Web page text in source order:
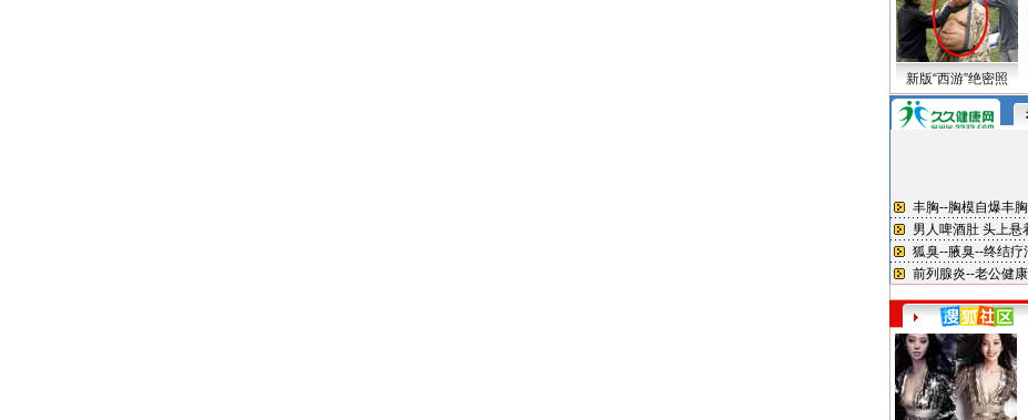
新版“西游”绝密照